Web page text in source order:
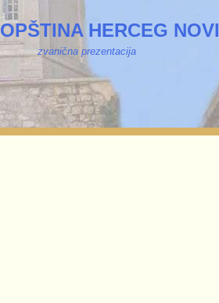
OPŠTINA HERCEG NOVI
zvanična prezentacija